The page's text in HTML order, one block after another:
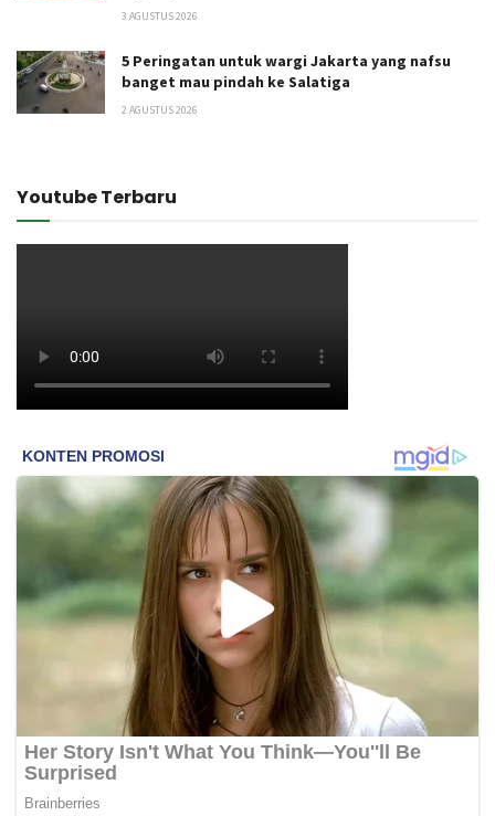
3 AGUSTUS 2026
5 Peringatan untuk wargi Jakarta yang nafsu
banget mau pindah ke Salatiga
2 AGUSTUS 2026
Youtube Terbaru